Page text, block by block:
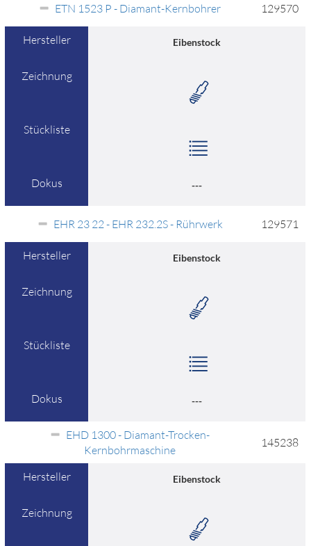
ETN 1523 P - Diamant-Kernbohrer 129570
Hersteller Eibenstock
Zeichnung
Stückliste
Dokus ---
EHR 23 22 - EHR 232.2S - Rührwerk 129571
Hersteller Eibenstock
Zeichnung
Stückliste
Dokus ---
EHD 1300 - Diamant-Trocken-
Kernbohrmaschine
145238
Hersteller Eibenstock
Zeichnung